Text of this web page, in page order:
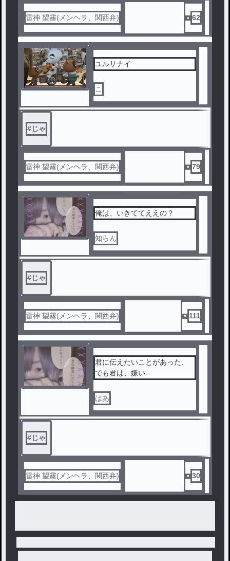
雷神 望霧(メンヘラ、関西弁) 62
ユルサナイ
こ
#じゃ
雷神 望霧(メンヘラ、関西弁) 79
俺は、いきててええの？
知らん
#じゃ
雷神 望霧(メンヘラ、関西弁) 111
君に伝えたいことがあった、
でも君は、嫌い
はあ
#じゃ
雷神 望霧(メンヘラ、関西弁) 30